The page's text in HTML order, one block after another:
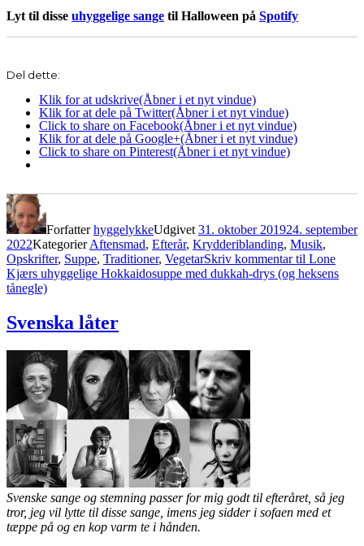
Lyt til disse uhyggelige sange til Halloween på Spotify
Del dette:
Klik for at udskrive(Åbner i et nyt vindue)
Klik for at dele på Twitter(Åbner i et nyt vindue)
Click to share on Facebook(Åbner i et nyt vindue)
Klik for at dele på Google+(Åbner i et nyt vindue)
Click to share on Pinterest(Åbner i et nyt vindue)
ForfatterhyggelykkeUdgivet 31. oktober 201924. september
2022KategorierAftensmad, Efterår, Krydderiblanding, Musik,
Opskrifter, Suppe, Traditioner, VegetarSkriv kommentartil Lone
Kjærs uhyggelige Hokkaidosuppe med dukkah-drys (og heksens
tånegle)
Svenska låter
Svenske sange og stemning passer for mig godt til efteråret, så jeg
tror, jeg vil lytte til disse sange, imens jeg sidder i sofaen med et
tæppe på og en kop varm te i hånden.